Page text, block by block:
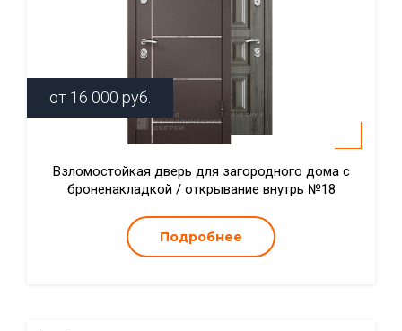
от 16 000 руб.
Взломостойкая дверь для загородного дома с
броненакладкой / открывание внутрь №18
Подробнее